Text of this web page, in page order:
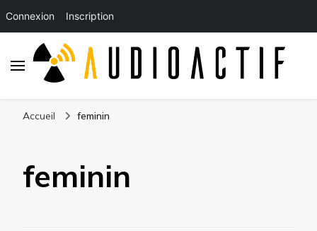
Connexion Inscription
Accueil feminin
feminin